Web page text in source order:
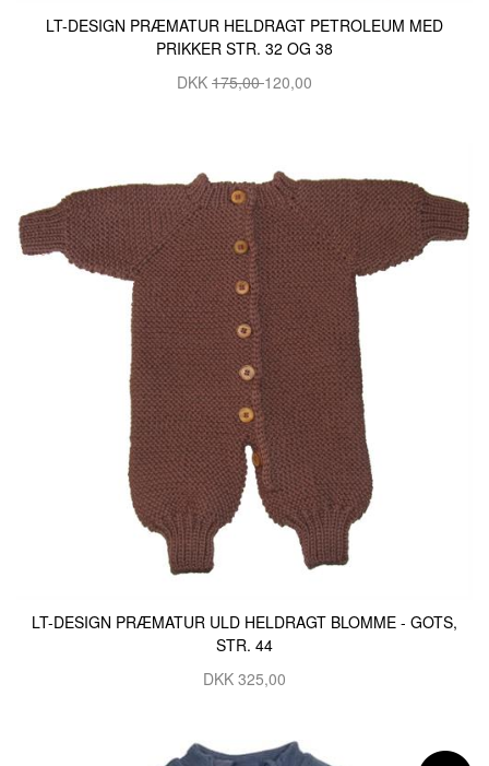
LT-DESIGN PRÆMATUR HELDRAGT PETROLEUM MED
PRIKKER STR. 32 OG 38
DKK 175,00120,00
LT-DESIGN PRÆMATUR ULD HELDRAGT BLOMME - GOTS,
STR. 44
DKK 325,00